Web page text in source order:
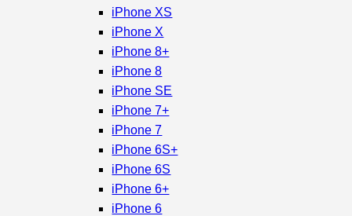
iPhone XS
iPhone X
iPhone 8+
iPhone 8
iPhone SE
iPhone 7+
iPhone 7
iPhone 6S+
iPhone 6S
iPhone 6+
iPhone 6